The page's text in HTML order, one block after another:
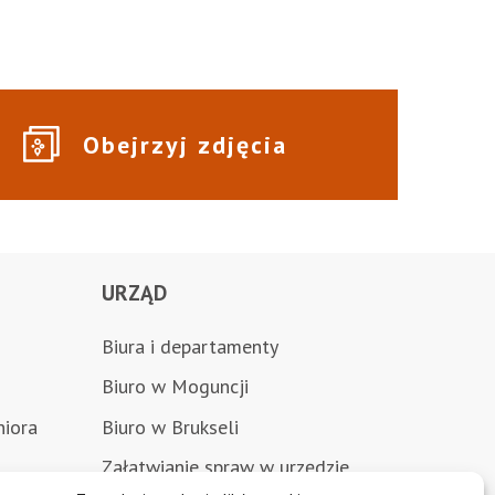
Obejrzyj zdjęcia
URZĄD
Biura i departamenty
Biuro w Moguncji
Biuro w Brukseli
Załatwianie spraw w urzędzie